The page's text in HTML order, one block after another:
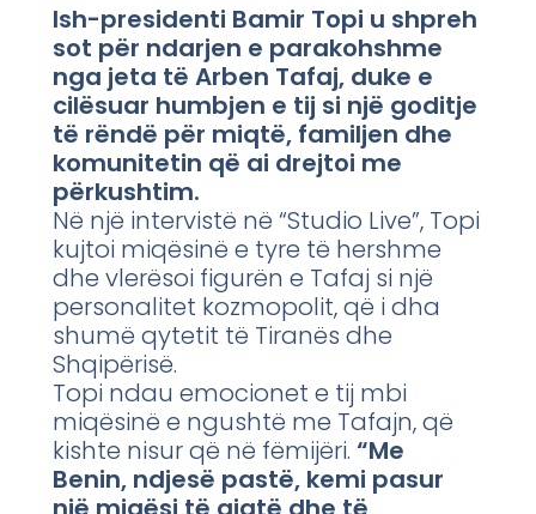
Ish-presidenti Bamir Topi u shpreh
sot për ndarjen e parakohshme
nga jeta të Arben Tafaj, duke e
cilësuar humbjen e tij si një goditje
të rëndë për miqtë, familjen dhe
komunitetin që ai drejtoi me
përkushtim.
Në një intervistë në “Studio Live”, Topi
kujtoi miqësinë e tyre të hershme
dhe vlerësoi figurën e Tafaj si një
personalitet kozmopolit, që i dha
shumë qytetit të Tiranës dhe
Shqipërisë.
Topi ndau emocionet e tij mbi
miqësinë e ngushtë me Tafajn, që
kishte nisur që në fëmijëri. “Me
Benin, ndjesë pastë, kemi pasur